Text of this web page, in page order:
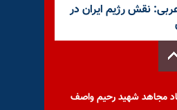
نقش رژیم ایران در
مجاهد شهید رحیم واصف